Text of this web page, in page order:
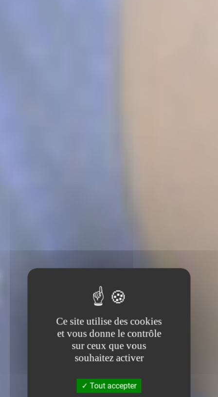
Ce site utilise des cookies
et vous donne le contrôle
sur ceux que vous
souhaitez activer
Tout accepter